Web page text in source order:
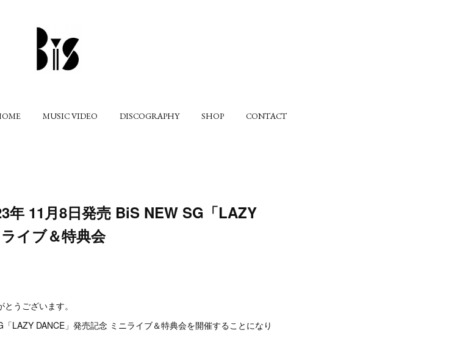
MUSIC VIDEO DISCOGRAPHY SHOP CONTACT
年 11月8日発売 BiS NEW SG「LAZY
イブ＆特典会
うございます。
LAZY DANCE」発売記念 ミニライブ＆特典会を開催することになり